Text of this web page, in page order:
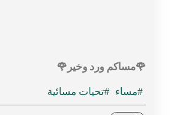
🌹مساكم ورد وخير🌹
#مساء #تحيات مسائية